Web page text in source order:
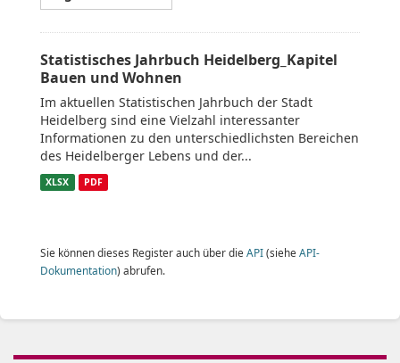
Statistisches Jahrbuch Heidelberg_Kapitel
Bauen und Wohnen
Im aktuellen Statistischen Jahrbuch der Stadt
Heidelberg sind eine Vielzahl interessanter
Informationen zu den unterschiedlichsten Bereichen
des Heidelberger Lebens und der...
XLSX PDF
Sie können dieses Register auch über die API(siehe API-
Dokumentation) abrufen.